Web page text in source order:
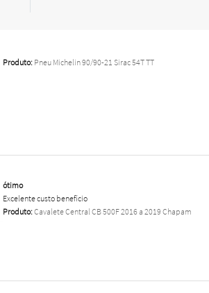
Produto:Pneu Michelin 90/90-21 Sirac 54T TT
ótimo
Excelente custo benefício
Produto:Cavalete Central CB 500F 2016 a 2019 Chapam